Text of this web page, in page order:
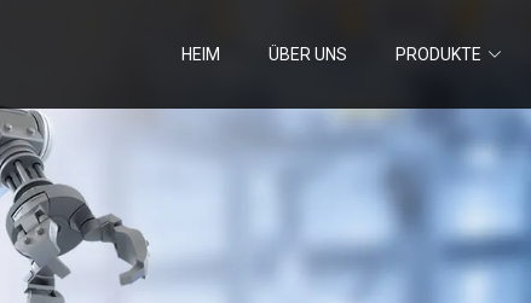
HEIM ÜBER UNS PRODUKTE